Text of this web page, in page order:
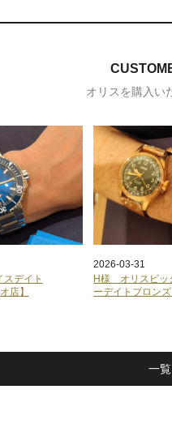
オリスを購入い
デイト
店】
2026-03-31
H様 オリスビッ
ーデイトブロン
一